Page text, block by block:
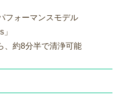
フォーマンスモデル
、約8分半で清浄可能